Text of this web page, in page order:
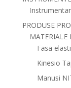
Instrumentar
PRODUSE
MATERIALE
Fasa
Kinesio
Manusi